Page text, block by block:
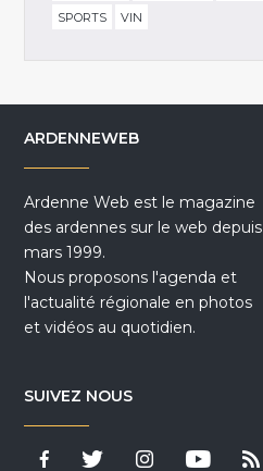
SPORTS
VIN
ARDENNEWEB
Ardenne Web est le magazine
des ardennes sur le web depuis
mars 1999.
Nous proposons l'agenda et
l'actualité régionale en photos
et vidéos au quotidien.
SUIVEZ NOUS